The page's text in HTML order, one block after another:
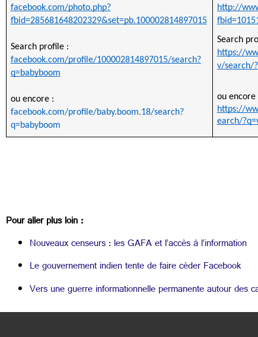
facebook.com/photo.php?
fbid=285681648202329&set=pb.100002814897015
Search profile :
facebook.com/profile/100002814897015/search?
q=babyboom
ou encore :
facebook.com/profile/baby.boom.18/search?
q=babyboom
http://
Search
https://
v/search/
ou encore
https://
earch/
Pour aller plus loin :
Nouveaux censeurs : les GAFA et l’accès à l’information
Le gouvernement indien tente de faire céder Facebook
Vers une guerre informationnelle permanente autour des